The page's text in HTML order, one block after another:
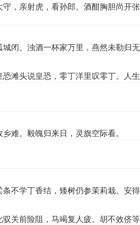
，亲射虎，看孙郎。酒酣胸胆尚开
闭。浊酒一杯家万里，燕然未勒归
滩头说皇恐，零丁洋里叹零丁。人
难。毅魄归来日，灵旗空际看。
不学丁香结，矮树仍参茉莉栽。安
关前险阻，马竭复人疲。胡不效侪